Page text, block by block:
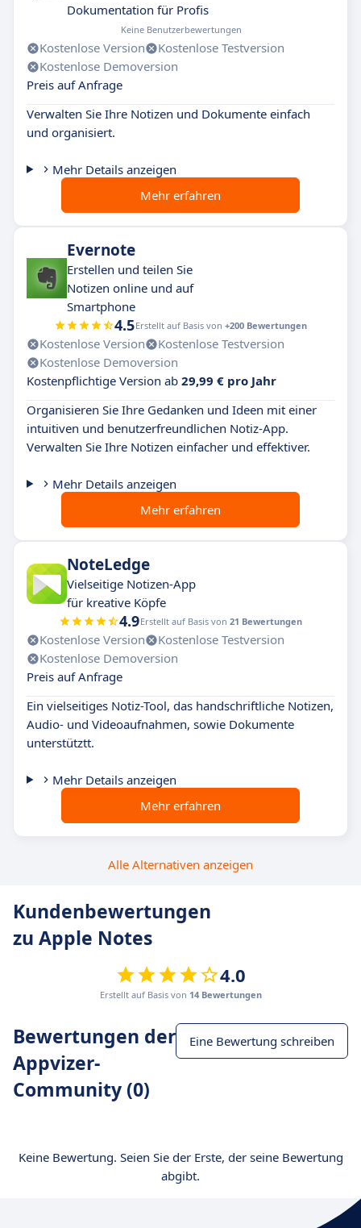
Dokumentation für Profis
Keine Benutzerbewertungen
Kostenlose Version
Kostenlose Testversion
Kostenlose Demoversion
Preis auf Anfrage
Verwalten Sie Ihre Notizen und Dokumente einfach
und organisiert.
Mehr Details anzeigen
Mehr erfahren
Evernote
Erstellen und teilen Sie
Notizen online und auf
Smartphone
4.5Erstellt auf Basis von +200 Bewertungen
Kostenlose Version
Kostenlose Testversion
Kostenlose Demoversion
Kostenpflichtige Version ab 29,99 € pro Jahr
Organisieren Sie Ihre Gedanken und Ideen mit einer
intuitiven und benutzerfreundlichen Notiz-App.
Verwalten Sie Ihre Notizen einfacher und effektiver.
Mehr Details anzeigen
Mehr erfahren
NoteLedge
Vielseitige Notizen-App
für kreative Köpfe
4.9Erstellt auf Basis von 21 Bewertungen
Kostenlose Version
Kostenlose Testversion
Kostenlose Demoversion
Preis auf Anfrage
Ein vielseitiges Notiz-Tool, das handschriftliche Notizen,
Audio- und Videoaufnahmen, sowie Dokumente
unterstütztt.
Mehr Details anzeigen
Mehr erfahren
Alle Alternativen anzeigen
Kundenbewertungen
zu Apple Notes
4.0
Erstellt auf Basis von 14 Bewertungen
Bewertungen der
Appvizer-
Community (0)
Eine Bewertung schreiben
Keine Bewertung. Seien Sie der Erste, der seine Bewertung
abgibt.